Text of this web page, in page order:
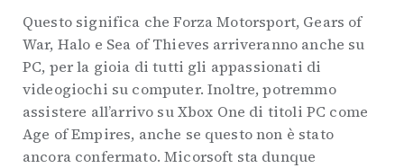
Questo significa che Forza Motorsport, Gears of
War, Halo e Sea of Thieves arriveranno anche su
PC, per la gioia di tutti gli appassionati di
videogiochi su computer. Inoltre, potremmo
assistere all’arrivo su Xbox One di titoli PC come
Age of Empires, anche se questo non è stato
ancora confermato. Micorsoft sta dunque